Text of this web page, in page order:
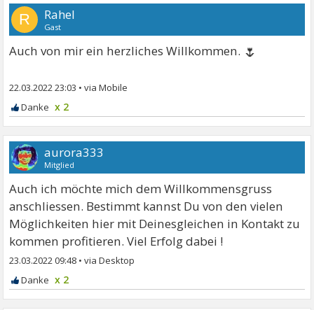
R Rahel
Gast
Auch von mir ein herzliches Willkommen. 🌷
22.03.2022 23:03 •
x 2
aurora333
Mitglied
Auch ich möchte mich dem Willkommensgruss
anschliessen. Bestimmt kannst Du von den vielen
Möglichkeiten hier mit Deinesgleichen in Kontakt zu
kommen profitieren. Viel Erfolg dabei !
23.03.2022 09:48 •
x 2